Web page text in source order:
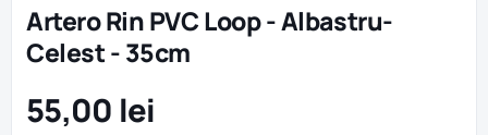
Artero Rin PVC Loop - Albastru-
Celest - 35cm
55,00 lei